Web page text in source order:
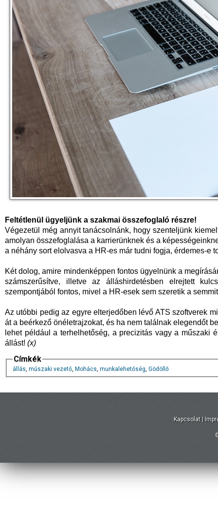
Feltétlenül ügyeljünk a szakmai összefoglaló részre!
Végezetül még annyit tanácsolnánk, hogy szenteljünk
amolyan összefoglalása a karrierünknek és a
a néhány sort elolvasva a HR-es már tudni fogja, érdemes-e
Két dolog, amire mindenképpen fontos ügyelnünk a
számszerűsítve, illetve az álláshirdetésben elrejtett
szempontjából fontos, mivel a HR-esek sem szeretik a
Az utóbbi pedig az egyre elterjedőben lévő ATS szoftverek
át a beérkező önéletrajzokat, és ha nem találnak elegendőt
lehet például a terhelhetőség, a precizitás vagy a műszaki
állást! (x)
Címkék
állás, műszaki vezető, Mohács, munkalehetőség, Gödöllő
Kapcsolat |